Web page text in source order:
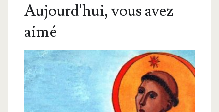
Aujourd'hui, vous avez
aimé